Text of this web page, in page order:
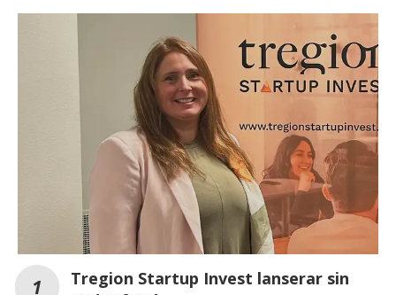
Tregion Startup Invest lanserar sin